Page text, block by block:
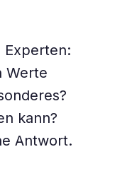
Experten:
Werte
kann?
Antwort.